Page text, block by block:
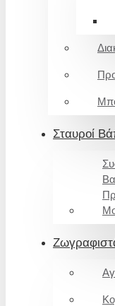
Σταυροί